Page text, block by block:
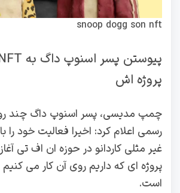
snoop dogg son nft
پروژه اش
چمپ مدیسی، پسر اسنوپ داگ چند
رسمی اعلام کرد: اخیرا فعالیت خود را
غیر مثلی کاردانو در حوزه ان اف تی
است.